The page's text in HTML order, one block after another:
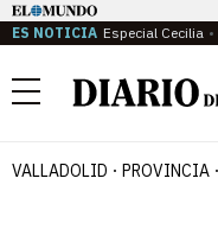
ES NOTICIA Especial Cecilia
Menú
VALLADOLID PROVINCIA